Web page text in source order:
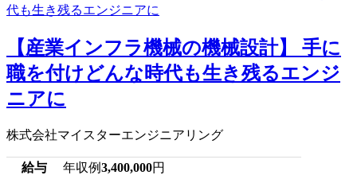
【産業インフラ機械の機械設計】 手に
職を付けどんな時代も生き残るエンジ
ニアに
株式会社マイスターエンジニアリング
給与 年収例3,400,000円